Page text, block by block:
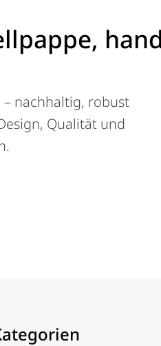
– nachhaltig, robust
Qualität und